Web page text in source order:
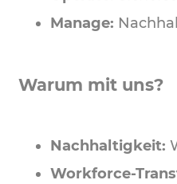
Manage:
Warum mit uns?
Nachhaltigkeit:
Workforce-